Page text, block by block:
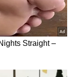
News in
ಸುದ್ದಿ